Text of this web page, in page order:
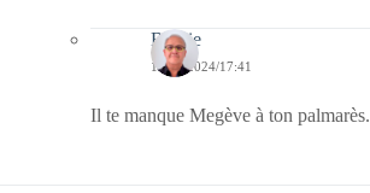
Bernie
19/06/2024/17:41
Il te manque Megève à ton palmarès.